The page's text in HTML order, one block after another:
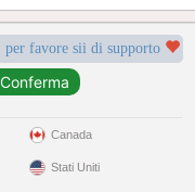
favore sii di supporto
Canada
Stati Uniti